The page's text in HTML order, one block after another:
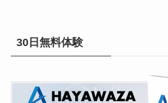
30日無料体験